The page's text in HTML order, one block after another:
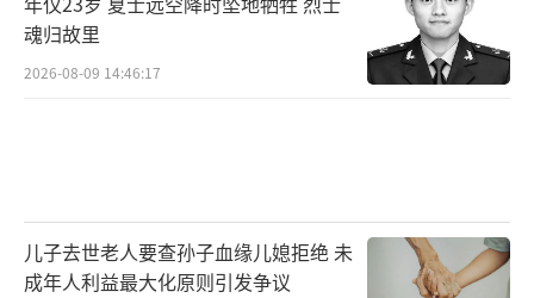
魂归故里
2026-08-09 14:46:17
儿子去世老人要查孙子血缘儿媳拒绝 未
成年人利益最大化原则引发争议